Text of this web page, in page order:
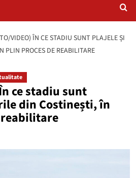
VIDEO) ÎN CE STADIU SUNT PLAJELE ȘI
PLIN PROCES DE REABILITARE
ce stadiu sunt
din Costinești, în